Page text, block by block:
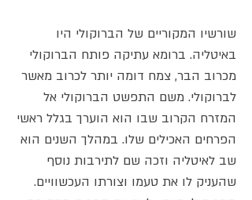
שורשיו המקוריים של הברוקולי היו
באיטליה. ברומא עתיקה פותח הברוקולי
מכרוב הבר, צמח דומה יותר לכרוב מאשר
לברוקולי. משם התפשט הברוקולי אל
המזרח הקרוב שבו הוא הוערך בגלל ראשי
הפרחים האכילים שלו. במהלך השנים הוא
שב לאיטליה וזכה שם לתירבות נוסף
שהעניק לו את טעמו וצורתו העכשוויים.